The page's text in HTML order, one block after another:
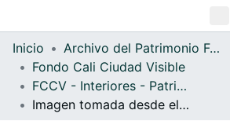
Todo DSpace
Estadísticas
Inicio
Archivo del Patrimonio Fotográfico y Fílmico del Valle del Cauca
Fondo Cali Ciudad Visible
FCCV - Interiores - Patrimonial
Imagen tomada desde el interior de un local comercial, con luz de flash hacia el exterior, donde se puede apreciar la fachada de algunos locales comerciales y una vía pavimentada